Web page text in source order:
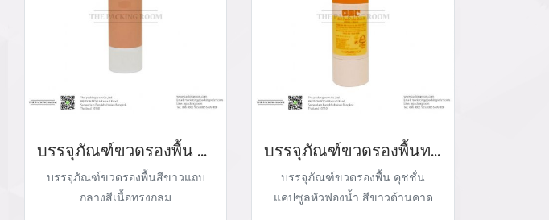
บรรจุภัณฑ์ขวดรองพื้น ครีมรองพื้น
บรรจุภัณฑ์ขวดรองพื้นสีขาวแถบ
กลางสีเนื้อทรงกลม
บรรจุภัณฑ์ขวดรองพื้นทรงกลมหัวฟองน้ำ
บรรจุภัณฑ์ขวดรองพื้น คุชชั่น
แคปซูลหัวฟองน้ำ สีขาวด้านคาด
แถบเหลืองอ่อนขอบปากขวดสีส้ม